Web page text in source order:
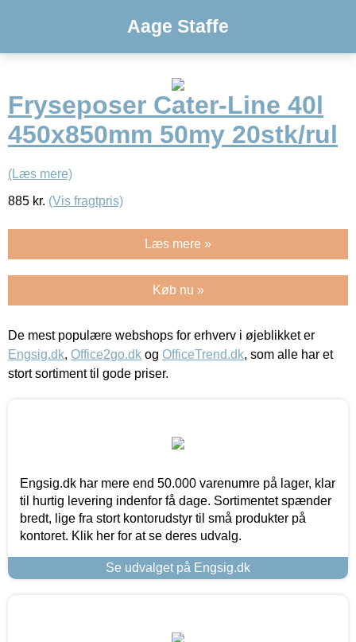
Aage Staffe
Fryseposer Cater-Line 40l
450x850mm 50my 20stk/rul
(Læs mere)
885 kr. (Vis fragtpris)
Læs mere »
Køb nu »
De mest populære webshops for erhverv i øjeblikket er
Engsig.dk, Office2go.dk og OfficeTrend.dk, som alle har et
stort sortiment til gode priser.
Engsig.dk har mere end 50.000 varenumre på lager, klar
til hurtig levering indenfor få dage. Sortimentet spænder
bredt, lige fra stort kontorudstyr til små produkter på
kontoret. Klik her for at se deres udvalg.
Se udvalget på Engsig.dk